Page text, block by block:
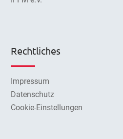
Rechtliches
Impressum
Datenschutz
Cookie-Einstellungen